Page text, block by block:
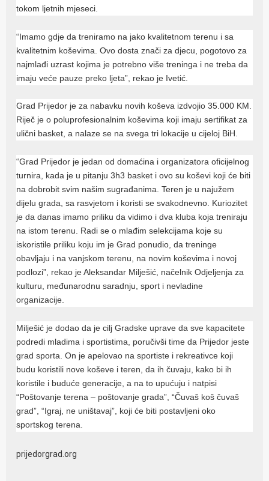
tokom ljetnih mjeseci.
“Imamo gdje da treniramo na jako kvalitetnom terenu i sa
kvalitetnim koševima. Ovo dosta znači za djecu, pogotovo za
najmlađi uzrast kojima je potrebno više treninga i ne treba da
imaju veće pauze preko ljeta”, rekao je Ivetić.
Grad Prijedor je za nabavku novih koševa izdvojio 35.000 KM.
Riječ je o poluprofesionalnim koševima koji imaju sertifikat za
ulični basket, a nalaze se na svega tri lokacije u cijeloj BiH.
“Grad Prijedor je jedan od domaćina i organizatora oficijelnog
turnira, kada je u pitanju 3h3 basket i ovo su koševi koji će biti
na dobrobit svim našim sugrađanima. Teren je u najužem
dijelu grada, sa rasvjetom i koristi se svakodnevno. Kuriozitet
je da danas imamo priliku da vidimo i dva kluba koja treniraju
na istom terenu. Radi se o mlađim selekcijama koje su
iskoristile priliku koju im je Grad ponudio, da treninge
obavljaju i na vanjskom terenu, na novim koševima i novoj
podlozi”, rekao je Aleksandar Milješić, načelnik Odjeljenja za
kulturu, međunarodnu saradnju, sport i nevladine
organizacije.
Milješić je dodao da je cilj Gradske uprave da sve kapacitete
podredi mladima i sportistima, poručivši time da Prijedor jeste
grad sporta. On je apelovao na sportiste i rekreativce koji
budu koristili nove koševe i teren, da ih čuvaju, kako bi ih
koristile i buduće generacije, a na to upućuju i natpisi
“Poštovanje terena – poštovanje grada”, “Čuvaš koš čuvaš
grad”, “Igraj, ne uništavaj”, koji će biti postavljeni oko
sportskog terena.
prijedorgrad.org